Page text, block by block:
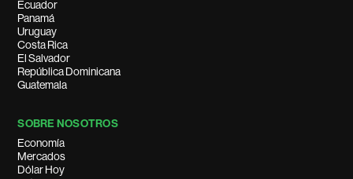
Ecuador
Panamá
Uruguay
Costa Rica
El Salvador
República Dominicana
Guatemala
SOBRE NOSOTROS
Economía
Mercados
Dólar Hoy